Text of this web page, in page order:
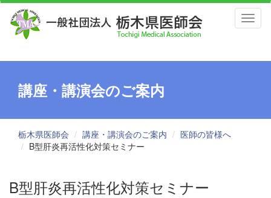
講座・講演会のご案内
栃木県医師会 講座・講演会のご案内
医師の皆様へ
B型肝炎再活性化対策セミナー
B型肝炎再活性化対策セミナー